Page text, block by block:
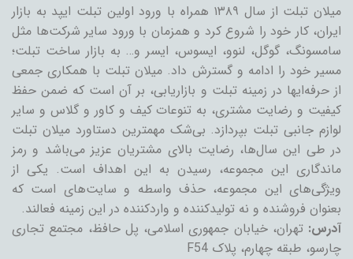
میلان تبلت از سال ۱۳۸۹ همراه با ورود اولین تبلت ایپد به بازار
ایران، کار خود را شروع کرد و همزمان با ورود سایر شرکت‌ها مثل
سامسونگ، گوگل، لنوو، ایسوس، ایسر و… به بازار ساخت تبلت؛
مسیر خود را ادامه و گسترش داد. میلان تبلت با همکاری جمعی
از حرفه‌ایها در زمینه تبلت و بازاریابی، بر آن است که ضمن حفظ
کیفیت و رضایت مشتری، به تنوعات کیف و کاور و گلاس و سایر
لوازم جانبی تبلت بپردازد. بی‌شک مهمترین دستاورد میلان تبلت
در طی این سال‌ها، رضایت بالای مشتریان عزیز می‌باشد و رمز
ماندگاری این مجموعه، رسیدن به این اهداف است. یکی از
ویژگی‌های این مجموعه، حذف واسطه و سایت‌های است که
بعنوان فروشنده و نه تولیدکننده و واردکننده در این زمینه فعالند.
آدرس: تهران، خیابان جمهوری اسلامی، پل حافظ، مجتمع تجاری
چارسو، طبقه چهارم، پلاک F54